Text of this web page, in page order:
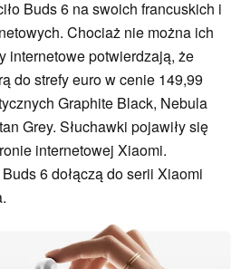
Buds 6 na swoich francuskich i
Chociaż nie można ich
internetowe potwierdzają, że
do strefy euro w cenie 149,99
Graphite Black, Nebula
Grey. Słuchawki pojawiły się
internetowej Xiaomi.
6 dołączą do serii Xiaomi